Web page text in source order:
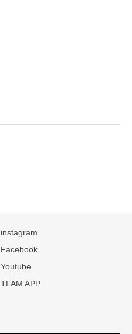
instagram
Facebook
Youtube
TFAM APP